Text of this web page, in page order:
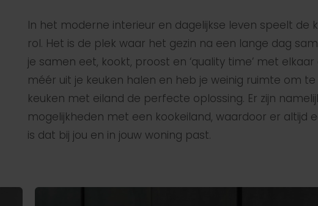
In het moderne interieur en dagelijkse leven speelt de
rol. Het is de plek waar het gezin na een lange dag
je samen eet, kookt, proost en ‘quality time’ met
méér uit je keuken halen en heb je weinig ruimte om
keuken met eiland de perfecte oplossing. Er zijn
mogelijkheden met een kookeiland, waardoor er altijd
is dat bij jou en in jouw woning past.